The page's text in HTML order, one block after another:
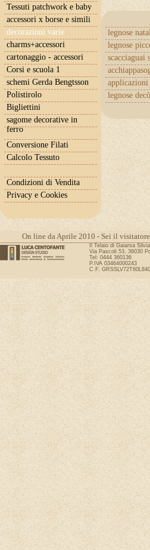
Tessuti patchwork e baby
accessori x borse e simili
decorazioni varie
legnose
legnose
scacciaguai
applicazioni
legnose
charms+accessori
cartonaggio - accessori
Corsi e scuola 1
schemi Gerda Bengtsson
Polistirolo
Bigliettini
sagome decorative in
ferro
Conversione Filati
Calcolo Tessuto
Condizioni di Vendita
Privacy e Cookies
On line da Aprile 2010 - Sei il
Il Telaio di Gaiarsa Silvia
Via Pascoli 53, 36030
Tel: 0444 360136
P.IVA 03464000243
C.F.